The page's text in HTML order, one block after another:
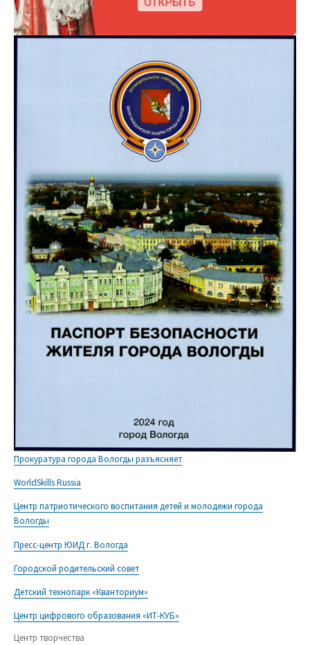
Прокуратура города Вологды разъясняет
WorldSkills Russia
Центр патриотического воспитания детей и молодежи города
Вологды
Пресс-центр ЮИД г. Вологда
Городской родительский совет
Детский технопарк «Кванториум»
Центр цифрового образования «ИТ-КУБ»
Центр творчества